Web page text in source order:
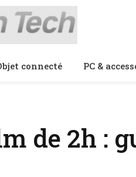
connecté PC &
de 2h :